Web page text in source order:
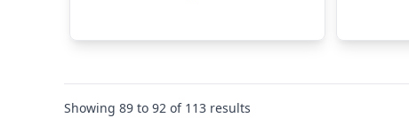
Showing 89 to 92 of 113 results